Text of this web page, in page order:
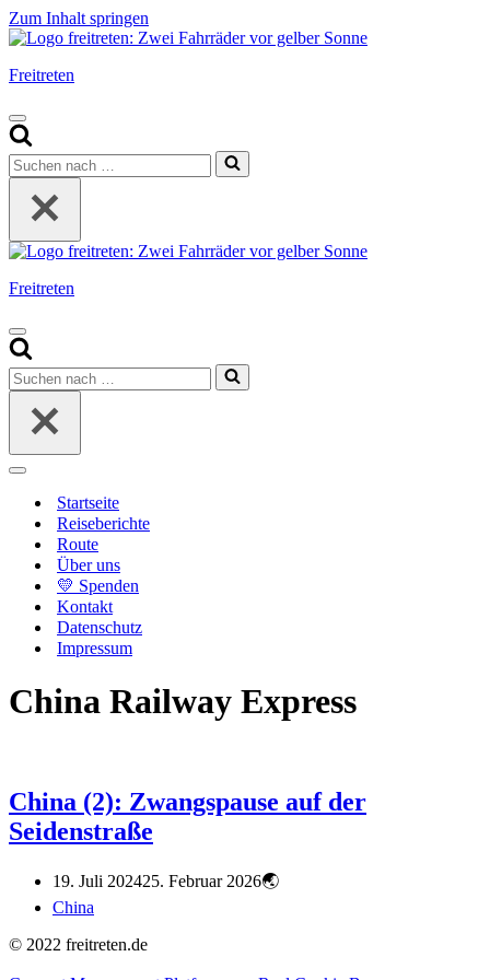
Zum Inhalt springen
Freitreten
Navigationsmenü
Suchen
nach …
Freitreten
Navigationsmenü
Suchen
nach …
Navigationsmenü
Startseite
Reiseberichte
Route
Über uns
💛 Spenden
Kontakt
Datenschutz
Impressum
China Railway Express
China (2): Zwangspause auf der
Seidenstraße
19. Juli 202425. Februar 2026
China
© 2022 freitreten.de